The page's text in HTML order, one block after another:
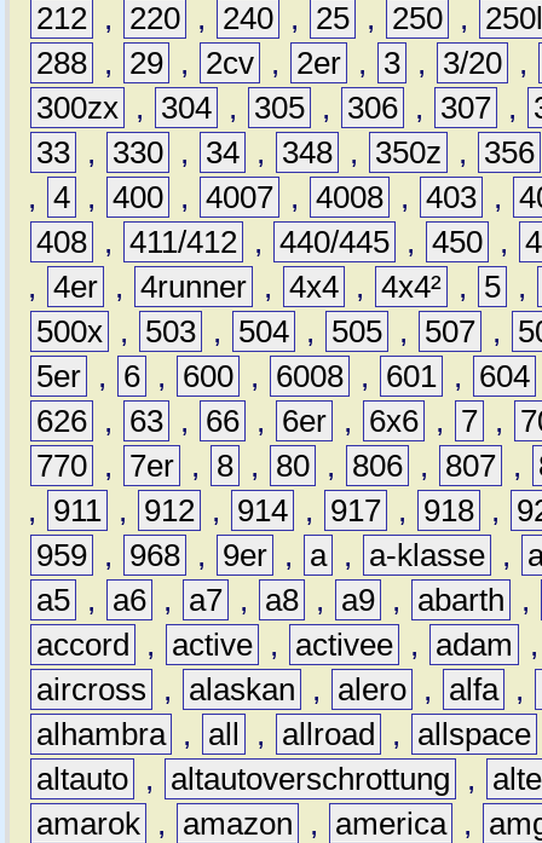
212 , 220 , 240 , 25 , 250 ,
288 , 29 , 2cv , 2er , 3 , 3/20 ,
300zx , 304 , 305 , 306 , 307 ,
33 , 330 , 34 , 348 , 350z ,
356
, 4 , 400 , 4007 , 4008 , 403 ,
408 , 411/412 , 440/445 , 450 ,
, 4er , 4runner , 4x4 , 4x4² , 5 ,
500x , 503 , 504 , 505 , 507 ,
5er , 6 , 600 , 6008 , 601 , 604
626 , 63 , 66 , 6er , 6x6 , 7 ,
770 , 7er , 8 , 80 , 806 , 807 ,
,
911 , 912 , 914 , 917 , 918 ,
959 , 968 , 9er , a , a-klasse ,
a5 , a6 , a7 , a8 , a9 , abarth
,
accord
, active , activee , adam
aircross
, alaskan , alero , alfa ,
alhambra , all , allroad , allspace
altauto , altautoverschrottung ,
amarok , amazon , america ,